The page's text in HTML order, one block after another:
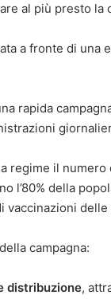
al più presto la
a fronte di
rapida
regime il
l’80% della
campagna:
distribuzione,